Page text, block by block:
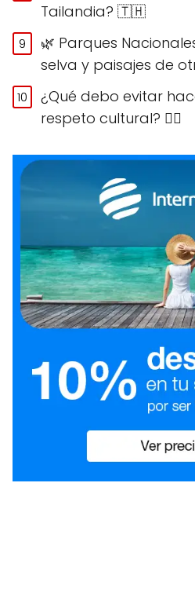
Tailandia? 🇹🇭
🌿 Parques
selva y paisajes de
¿Qué debo evitar
respeto cultural? 🙅‍♀️